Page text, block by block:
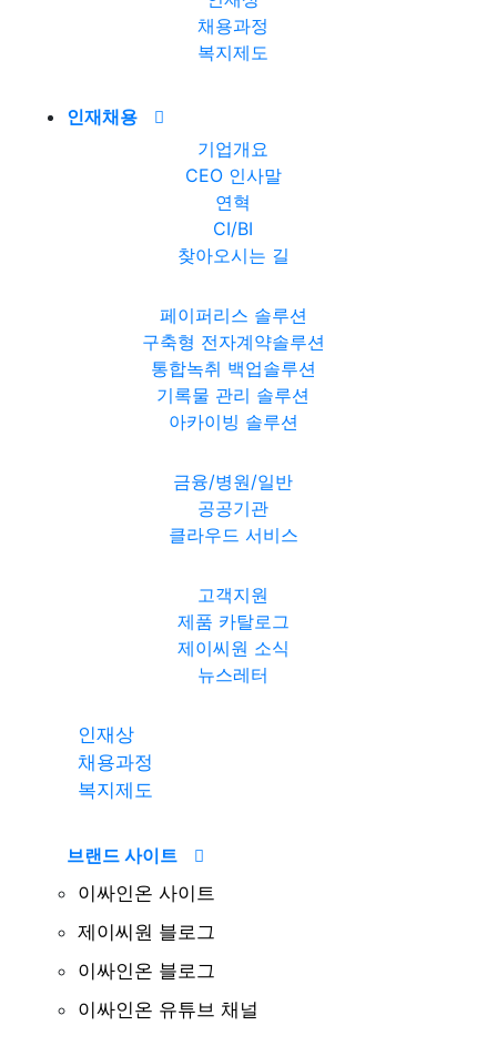
채용과정
복지제도
인재채용
기업개요
CEO 인사말
연혁
CI/BI
찾아오시는 길
페이퍼리스 솔루션
구축형 전자계약솔루션
통합녹취 백업솔루션
기록물 관리 솔루션
아카이빙 솔루션
금융/병원/일반
공공기관
클라우드 서비스
고객지원
제품 카탈로그
제이씨원 소식
뉴스레터
인재상
채용과정
복지제도
브랜드 사이트
이싸인온 사이트
제이씨원 블로그
이싸인온 블로그
이싸인온 유튜브 채널